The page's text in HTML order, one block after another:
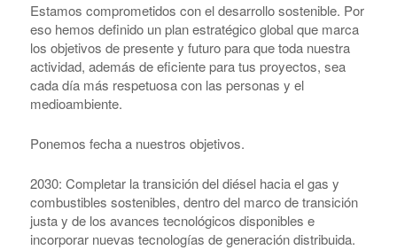
Estamos comprometidos con el desarrollo sostenible. Por
eso hemos definido un plan estratégico global que marca
los objetivos de presente y futuro para que toda nuestra
actividad, además de eficiente para tus proyectos, sea
cada día más respetuosa con las personas y el
medioambiente.
Ponemos fecha a nuestros objetivos.
2030: Completar la transición del diésel hacia el gas y
combustibles sostenibles, dentro del marco de transición
justa y de los avances tecnológicos disponibles e
incorporar nuevas tecnologías de generación distribuida.